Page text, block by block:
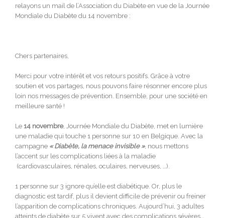
relayons un mail de l’Association du Diabète en vue de la Journée
Mondiale du Diabète du 14 novembre :
Chers partenaires,
Merci pour votre intérêt et vos retours positifs. Grâce à votre
soutien et vos partages, nous pouvons faire résonner encore plus
loin nos messages de prévention. Ensemble, pour une société en
meilleure santé !
Le 14 novembre, Journée Mondiale du Diabète, met en lumière
une maladie qui touche 1 personne sur 10 en Belgique. Avec la
campagne « Diabète, la menace invisible », nous mettons
l’accent sur les complications liées à la maladie
(cardiovasculaires, rénales, oculaires, nerveuses, …).
1 personne sur 3 ignore qu’elle est diabétique. Or, plus le
diagnostic est tardif, plus il devient difficile de prévenir ou freiner
l’apparition de complications chroniques. Aujourd’hui, 3 adultes
atteints de diabète sur 5 vivent avec des complications sévères…